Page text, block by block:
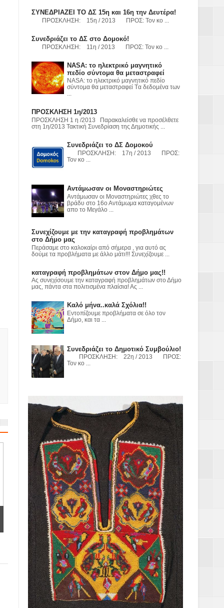
με σκοπό
ΣΥΝΕΔΡΙΑΖΕΙ ΤΟ ΔΣ 15η και 16η την Δευτέρα!
ΠΡΟΣΚΛΗΣΗ: 15η / 2013 ΠΡΟΣ: Τον κο ...
Συνεδριάζει το ΔΣ στο Δομοκό!
ΠΡΟΣΚΛΗΣΗ: 11η / 2013 ΠΡΟΣ: Τον κο ...
NASA: το ηλεκτρικό μαγνητικό
πεδίο σύντομα θα μεταστραφεί
NASA: το ηλεκτρικό μαγνητικό πεδίο
σύντομα θα μεταστραφεί Tα δεδομένα των
ΠΡΟΣΚΛΗΣΗ 1η/2013
ΠΡΟΣΚΛΗΣΗ 1 η /2013 Παρακαλείσθε να προσέλθετε
στη 1η/2013 Τακτική Συνεδρίαση της Δημοτικής ...
Συνεδριάζει το ΔΣ Δομοκού
ΠΡΟΣΚΛΗΣΗ: 17η / 2013 ΠΡΟΣ:
Τον κο ...
Αντάμωσαν οι Μοναστηριώτες
Αντάμωσαν οι Μοναστηριώτες χθες το
βράδυ στο 16ο Αντάμωμα καταγομένων
απο το Μεγάλο ...
Συνεχίζουμε με την καταγραφή προβλημάτων
στο Δήμο μας
Περάσαμε στο καλοκαίρι από σήμερα , για αυτό ας
δούμε τα προβλήματα με άλλο μάτι!!! Συνεχίζουμε ...
καταγραφή προβλημάτων στον Δήμο μας!!
Ας συνεχίσουμε την καταγραφή προβλημάτων στο Δήμο
μας, πάντα στα πολιτισμένα πλαίσια! Ας ...
Καλό μήνα..καλά Σχόλια!!
Εντοπίζουμε προβλήματα σε όλο τον
Δήμο, και τα ...
Συνεδριάζει το Δημοτικό Συμβούλιο!
ΠΡΟΣΚΛΗΣΗ: 22η / 2013 ΠΡΟΣ:
Τον κο ...